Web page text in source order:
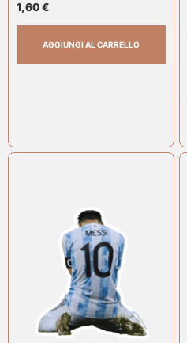
1,60€
AGGIUNGI AL CARRELLO